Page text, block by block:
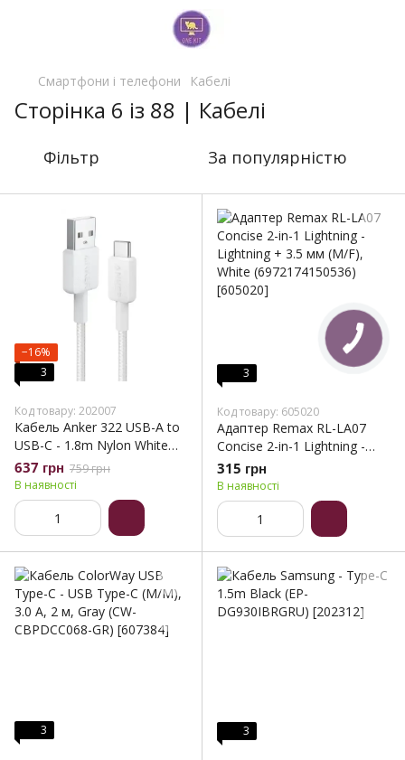
Смартфони і телефони Кабелі
Сторінка 6 із 88 | Кабелі
Фільтр За популярністю
−16%
3
Код товару: 202007
Кабель Anker 322 USB-A to
USB-C - 1.8m Nylon White
(A81H6H21/A81H6G21)
637 грн 759 грн
В наявності
3
Код товару: 605020
Адаптер Remax RL-LA07
Concise 2-in-1 Lightning -
Lightning + 3.5 мм (M/F),
White (6972174150536)
315 грн
В наявності
3 3